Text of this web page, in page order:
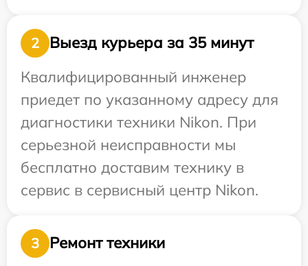
2
Выезд курьера за 35 минут
Квалифицированный инженер
приедет по указанному адресу для
диагностики техники Nikon. При
серьезной неисправности мы
бесплатно доставим технику в
сервис в сервисный центр Nikon.
3 Ремонт техники